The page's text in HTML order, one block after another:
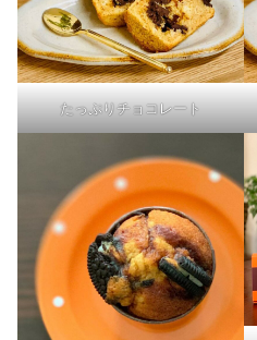
たっぷりチョコレート